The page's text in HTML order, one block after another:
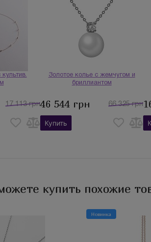
17 113 грн
Золотое колье с жемчугом и
бриллиантом
46 544 грн 66 325 грн
Купить
купить похожие
Новинка